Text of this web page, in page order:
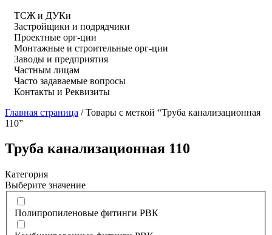
ТСЖ и ДУКи
Застройщики и подрядчики
Проектные орг-ции
Монтажные и строительные орг-ции
Заводы и предприятия
Частным лицам
Часто задаваемые вопросы
Контакты и Реквизиты
Главная страница /Товары с меткой “Труба канализационная
110”
Труба канализационная 110
Категория
Выберите значение
Полипропиленовые фитинги РВК